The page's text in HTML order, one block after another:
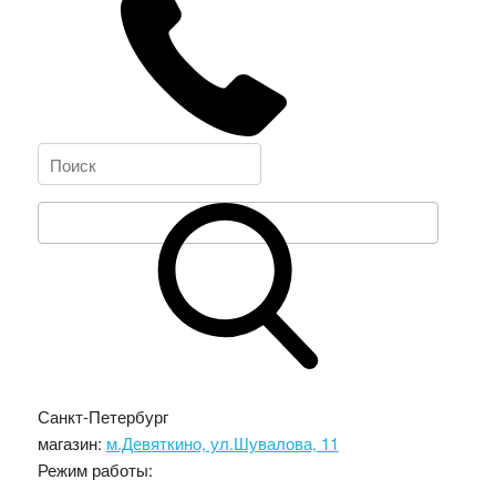
Санкт-Петербург
магазин: м.Девяткино, ул.Шувалова, 11
Режим работы: